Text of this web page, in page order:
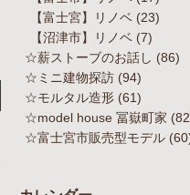
【富士宮】リノベ (23)
【沼津市】リノベ (7)
☆薪ストーブのお話し (86)
☆ミニ建物探訪 (94)
☆モルタル造形 (61)
☆model house 冨嶽町家
☆富士宮市販売型モデル